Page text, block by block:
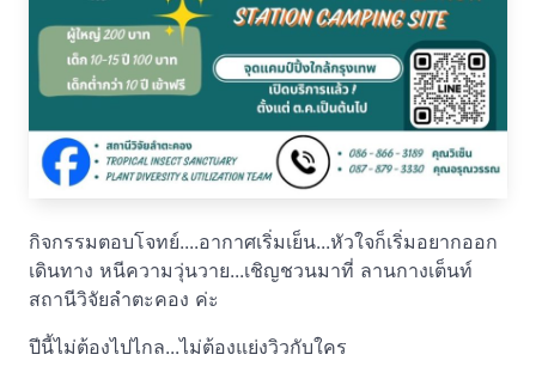
กิจกรรมตอบโจทย์....อากาศเริ่มเย็น...หัวใจก็เริ่มอยากออก
เดินทาง หนีความวุ่นวาย...เชิญชวนมาที่ ลานกางเต็นท์
สถานีวิจัยลำตะคอง ค่ะ
ปีนี้ไม่ต้องไปไกล...ไม่ต้องแย่งวิวกับใคร